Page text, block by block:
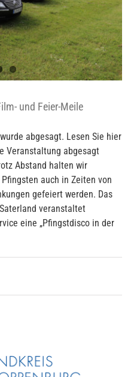
und Feier-Meile
abgesagt. Lesen Sie hier
Veranstaltung abgesagt
Abstand halten wir
auch in Zeiten von
gefeiert werden. Das
veranstaltet
eine „Pfingstdisco in der